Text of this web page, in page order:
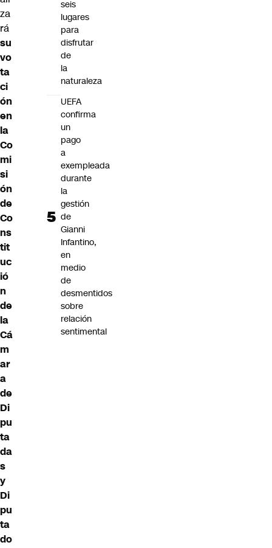
za
rá
su
vo
ta
ci
ón
en
la
Co
mi
si
ón
de
Co
ns
tit
uc
ió
n
de
la
Cá
m
ar
a
de
Di
pu
ta
da
s
y
Di
pu
ta
do
seis
lugares
para
disfrutar
de
la
naturaleza
UEFA
confirma
un
pago
a
exempleada
durante
la
gestión
de
Gianni
Infantino,
en
medio
de
desmentidos
sobre
relación
sentimental